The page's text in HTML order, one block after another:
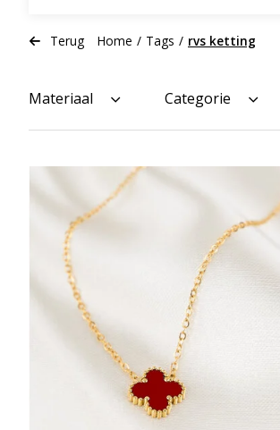
Terug Home / Tags / rvs ketting
Materiaal Categorie